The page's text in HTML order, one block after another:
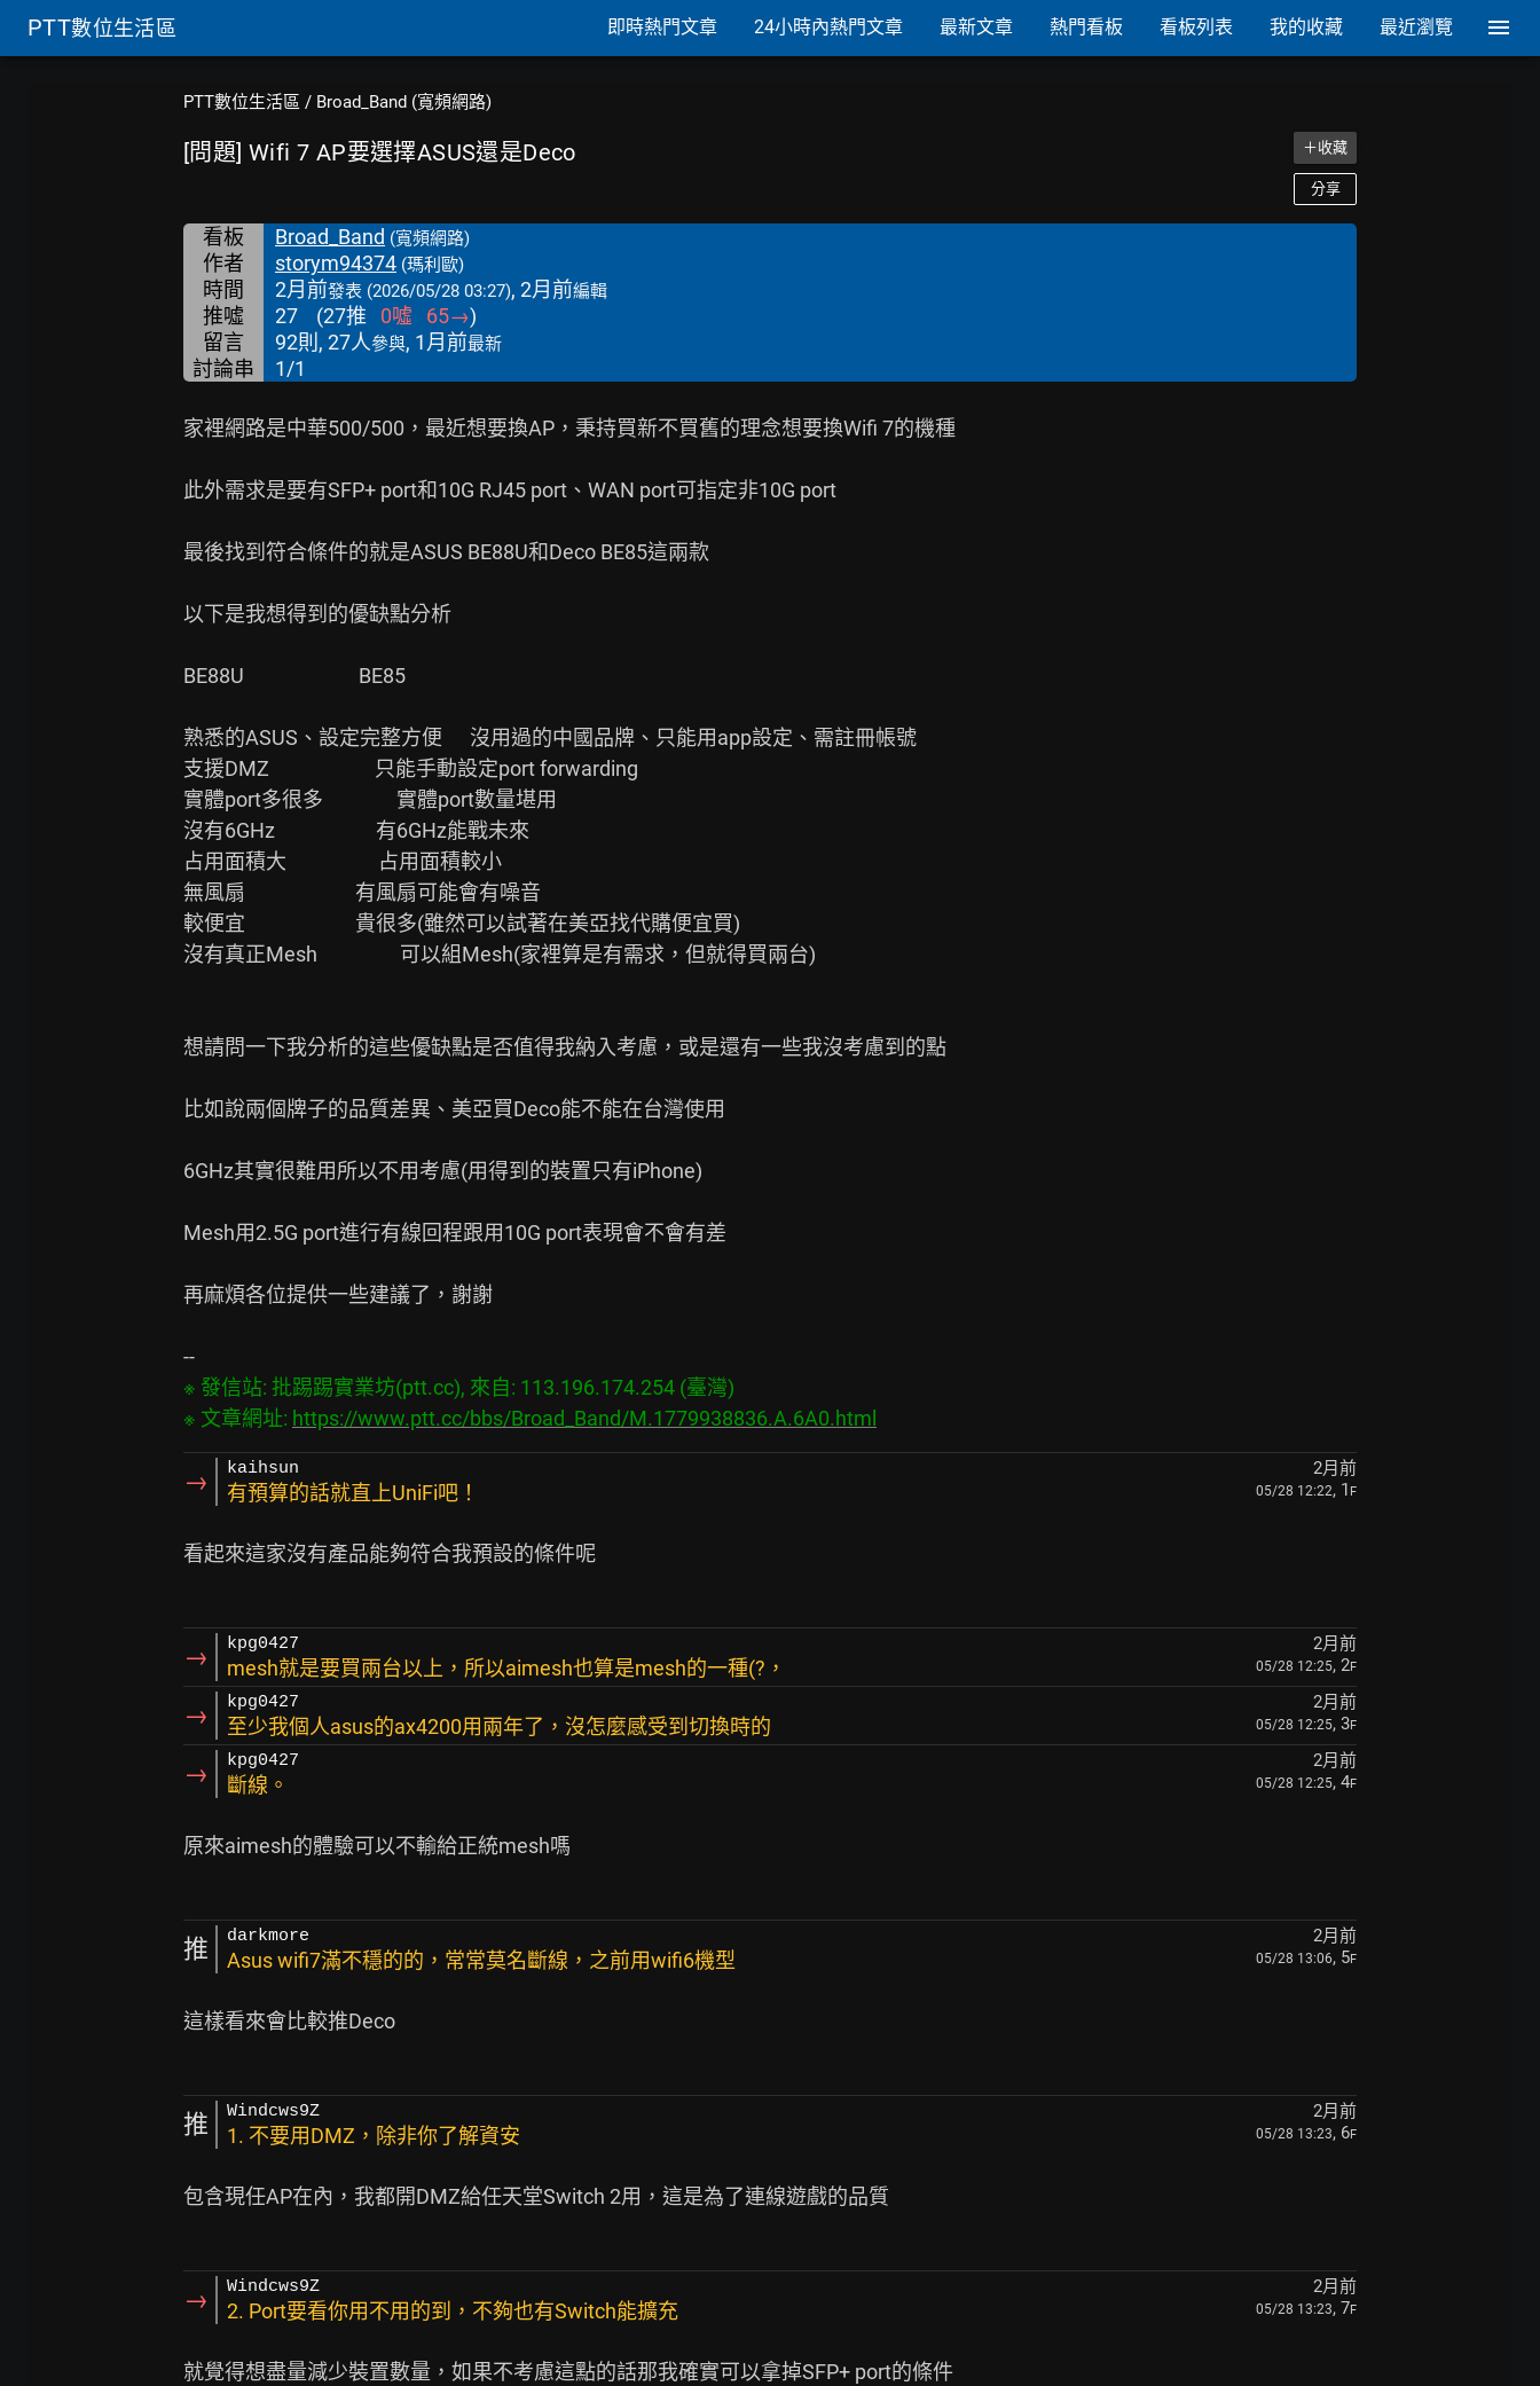
PTT數位生活區 即時熱門文章 24小時內熱門文章 最新文章 熱門看板 看板列表 我的收藏 最近瀏覽
PTT數位生活區 / Broad_Band (寬頻網路)
[問題] Wifi 7 AP要選擇ASUS還是Deco ＋收藏
分享
看板 Broad_Band (寬頻網路)
作者 storym94374 (瑪利歐)
時間 2月前發表 (2026/05/28 03:27), 2月前編輯
推噓 27 (27推 0噓 65→)
留言
92則, 27人參與, 1月前最新
討論串 1/1
家裡網路是中華500/500，最近想要換AP，秉持買新不買舊的理念想要換Wifi 7的機種
此外需求是要有SFP+ port和10G RJ45 port、WAN port可指定非10G port
最後找到符合條件的就是ASUS BE88U和Deco BE85這兩款
以下是我想得到的優缺點分析
BE88U                         BE85
熟悉的ASUS、設定完整方便      沒用過的中國品牌、只能用app設定、需註冊帳號
支援DMZ                       只能手動設定port forwarding
實體port多很多                實體port數量堪用
沒有6GHz                      有6GHz能戰未來
占用面積大                    占用面積較小
無風扇                        有風扇可能會有噪音
較便宜                        貴很多(雖然可以試著在美亞找代購便宜買)
沒有真正Mesh                  可以組Mesh(家裡算是有需求，但就得買兩台)
想請問一下我分析的這些優缺點是否值得我納入考慮，或是還有一些我沒考慮到的點
比如說兩個牌子的品質差異、美亞買Deco能不能在台灣使用
6GHz其實很難用所以不用考慮(用得到的裝置只有iPhone)
Mesh用2.5G port進行有線回程跟用10G port表現會不會有差
再麻煩各位提供一些建議了，謝謝
※ 發信站: 批踢踢實業坊(ptt.cc), 來自: 113.196.174.254 (臺灣)
※ 文章網址: https://www.ptt.cc/bbs/Broad_Band/M.1779938836.A.6A0.html
→ kaihsun 2月前
有預算的話就直上UniFi吧！ 05/28 12:22, 1 F
看起來這家沒有產品能夠符合我預設的條件呢
→ kpg0427 2月前
mesh就是要買兩台以上，所以aimesh也算是mesh的一種(?， 05/28 12:25, 2F
→ kpg0427 2月前
至少我個人asus的ax4200用兩年了，沒怎麼感受到切換時的 05/28 12:25, 3F
→ kpg0427 2月前
斷線。 05/28 12:25, 4F
原來aimesh的體驗可以不輸給正統mesh嗎
推 darkmore 2月前
Asus wifi7滿不穩的的，常常莫名斷線，之前用wifi6機型 05/28 13:06, 5F
這樣看來會比較推Deco
推 Windcws9Z 2月前
1. 不要用DMZ，除非你了解資安 05/28 13:23, 6F
包含現任AP在內，我都開DMZ給任天堂Switch 2用，這是為了連線遊戲的品質
→ Windcws9Z 2月前
2. Port要看你用不用的到，不夠也有Switch能擴充 05/28 13:23, 7F
就覺得想盡量減少裝置數量，如果不考慮這點的話那我確實可以拿掉SFP+ port的條件